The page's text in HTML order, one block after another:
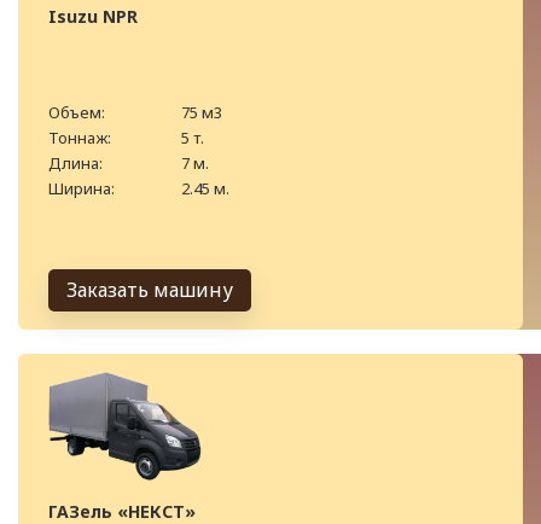
Isuzu NPR
Объем:
75 м3
Тоннаж:
5 т.
Длина:
7 м.
Ширина:
2.45 м.
Заказать машину
ГАЗель «НЕКСТ»